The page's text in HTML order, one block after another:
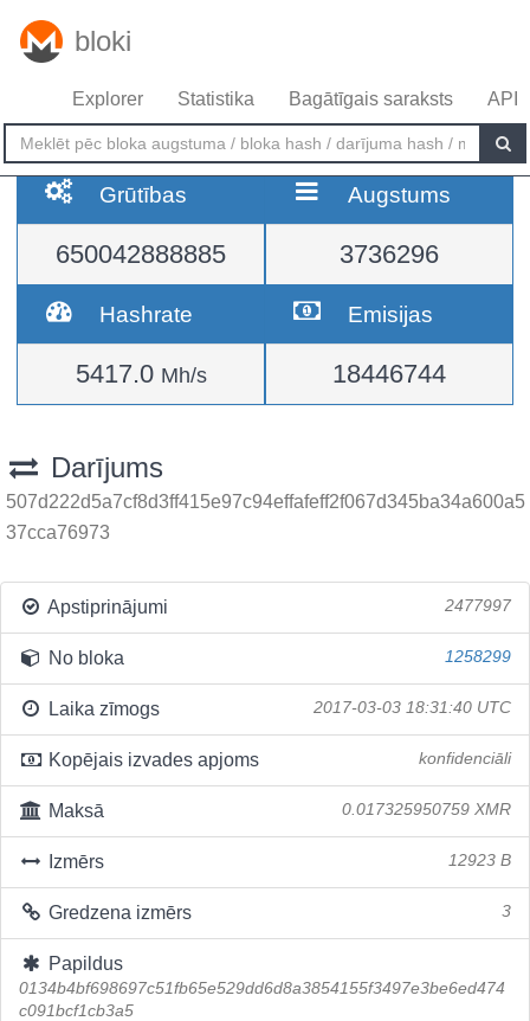
bloki
Explorer Statistika Bagātīgais saraksts API
Grūtības
650042888885
Augstums
3736296
Hashrate
5417.0 Mh/s
Emisijas
18446744
Darījums
507d222d5a7cf8d3ff415e97c94effafeff2f067d345ba34a600a5
37cca76973
Apstiprinājumi 2477997
No bloka 1258299
Laika zīmogs 2017-03-03 18:31:40 UTC
Kopējais izvades apjoms konfidenciāli
Maksā 0.017325950759 XMR
Izmērs 12923 B
Gredzena izmērs 3
Papildus
0134b4bf698697c51fb65e529dd6d8a3854155f3497e3be6ed474
c091bcf1cb3a5